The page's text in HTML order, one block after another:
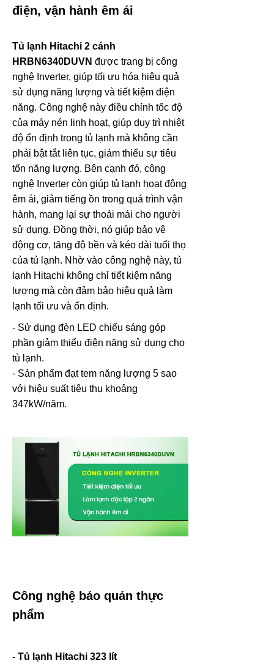
điện, vận hành êm ái
Tủ lạnh Hitachi 2 cánh
HRBN6340DUVN được trang bị công
nghệ Inverter, giúp tối ưu hóa hiệu quả
sử dụng năng lượng và tiết kiệm điện
năng. Công nghệ này điều chỉnh tốc độ
của máy nén linh hoạt, giúp duy trì nhiệt
độ ổn định trong tủ lạnh mà không cần
phải bật tắt liên tục, giảm thiểu sự tiêu
tốn năng lượng. Bên cạnh đó, công
nghệ Inverter còn giúp tủ lạnh hoạt động
êm ái, giảm tiếng ồn trong quá trình vận
hành, mang lại sự thoải mái cho người
sử dụng. Đồng thời, nó giúp bảo vệ
động cơ, tăng độ bền và kéo dài tuổi thọ
của tủ lạnh. Nhờ vào công nghệ này, tủ
lạnh Hitachi không chỉ tiết kiệm năng
lượng mà còn đảm bảo hiệu quả làm
lạnh tối ưu và ổn định.
- Sử dụng đèn LED chiếu sáng góp
phần giảm thiểu điện năng sử dụng cho
tủ lạnh.
- Sản phẩm đạt tem năng lượng 5 sao
với hiệu suất tiêu thụ khoảng
347kW/năm.
Công nghệ bảo quản thực
phẩm
- Tủ lạnh Hitachi 323 lít